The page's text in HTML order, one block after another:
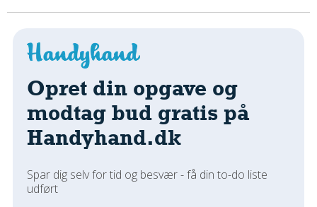
Udskiftning Og Montage
Om Materialer
Tips Og Tests
VVS
Montage Og Udskiftning
Reparation Og Vedligehold
Varme Og Energi
Andet
Opret din opgave og
modtag bud gratis på
Handyhand.dk
Spar dig selv for tid og besvær - få din to-do liste
udført